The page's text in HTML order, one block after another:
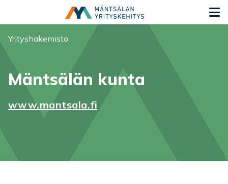
Olet tässä:
Yrityshakemisto
Mäntsälän kunta
www.mantsala.fi